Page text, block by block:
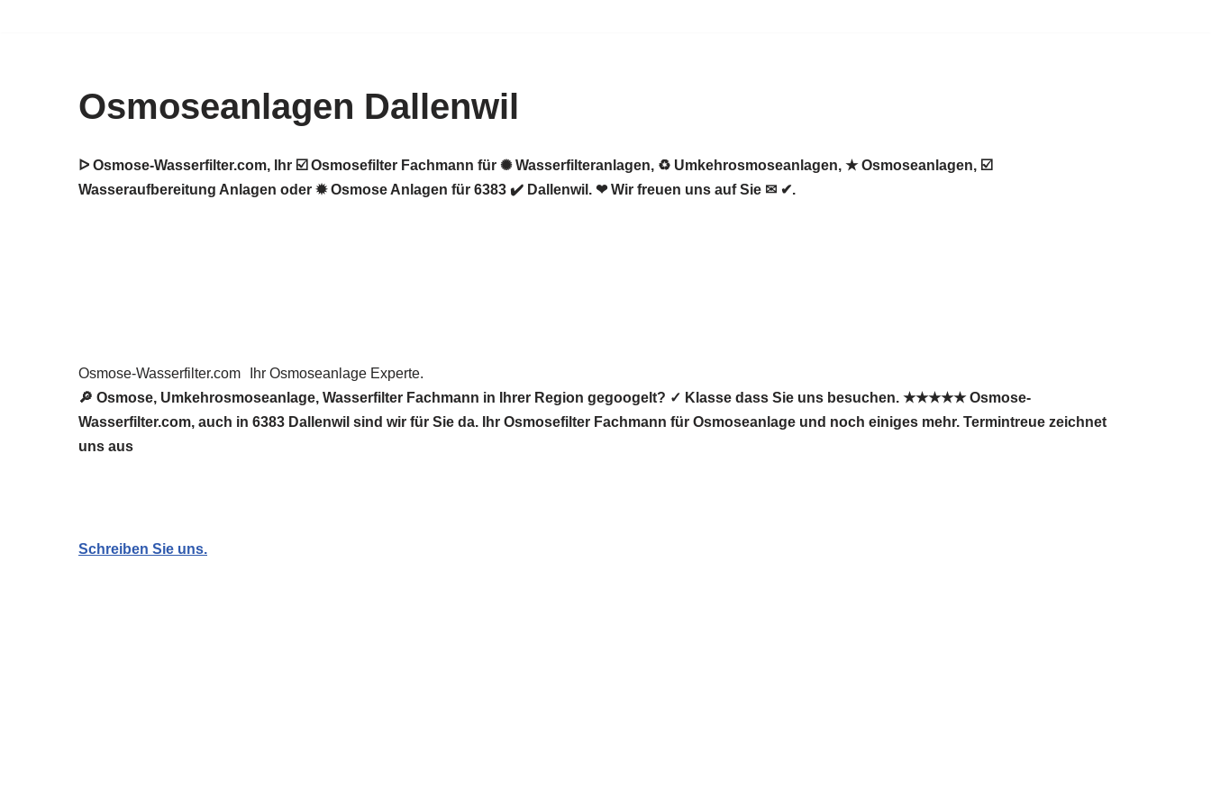
Osmoseanlagen Dallenwil
ᐅ Osmose-Wasserfilter.com, Ihr ☑️ Osmosefilter Fachmann für ✺ Wasserfilteranlagen, ♻ Umkehrosmoseanlagen, ★ Osmoseanlagen, ☑️
Wasseraufbereitung Anlagen oder ✹ Osmose Anlagen für 6383 ✔️ Dallenwil. ❤ Wir freuen uns auf Sie ✉ ✔.
Osmose-Wasserfilter.com
Ihr Osmoseanlage Experte.
🔎 Osmose, Umkehrosmoseanlage, Wasserfilter Fachmann in Ihrer Region gegoogelt? ✓ Klasse dass Sie uns besuchen. ★★★★★ Osmose-
Wasserfilter.com, auch in 6383 Dallenwil sind wir für Sie da. Ihr Osmosefilter Fachmann für Osmoseanlage und noch einiges mehr. Termintreue zeichnet
uns aus
Schreiben Sie uns.